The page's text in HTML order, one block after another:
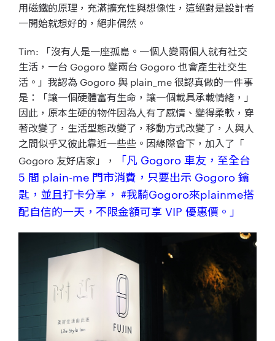
用磁鐵的原理，充滿擴充性與想像性，這絕對是設計者
一開始就想好的，絕非偶然。
Tim: 「沒有人是一座孤島。一個人變兩個人就有社交
生活，一台 Gogoro 變兩台 Gogoro 也會產生社交生
活。」我認為 Gogoro 與 plain_me 很認真做的一件事
是：「讓一個硬體富有生命，讓一個載具承載情緒，」
因此，原本生硬的物件因為人有了感情、變得柔軟，穿
著改變了，生活型態改變了，移動方式改變了，人與人
之間似乎又彼此靠近一些些。因緣際會下，加入了「
Gogoro 友好店家」，
「凡 Gogoro 車友，至全台
5 間 plain-me 門市消費，只要出示 Gogoro 鑰
匙，並且打卡分享， #我騎Gogoro來plainme搭
配自信的一天，不限金額可享 VIP 優惠價。」